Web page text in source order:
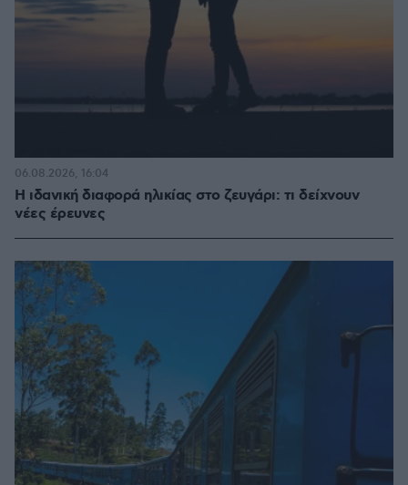
Η ιδανική διαφορά ηλικίας στο ζευγάρι: τι δείχνουν
νέες έρευνες
06.08.2026, 16:04